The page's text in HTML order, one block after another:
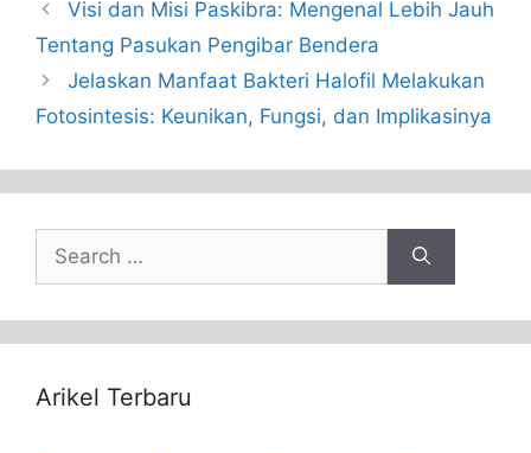
Visi dan Misi Paskibra: Mengenal Lebih Jauh
Tentang Pasukan Pengibar Bendera
Jelaskan Manfaat Bakteri Halofil Melakukan
Fotosintesis: Keunikan, Fungsi, dan Implikasinya
Search
for:
Arikel Terbaru